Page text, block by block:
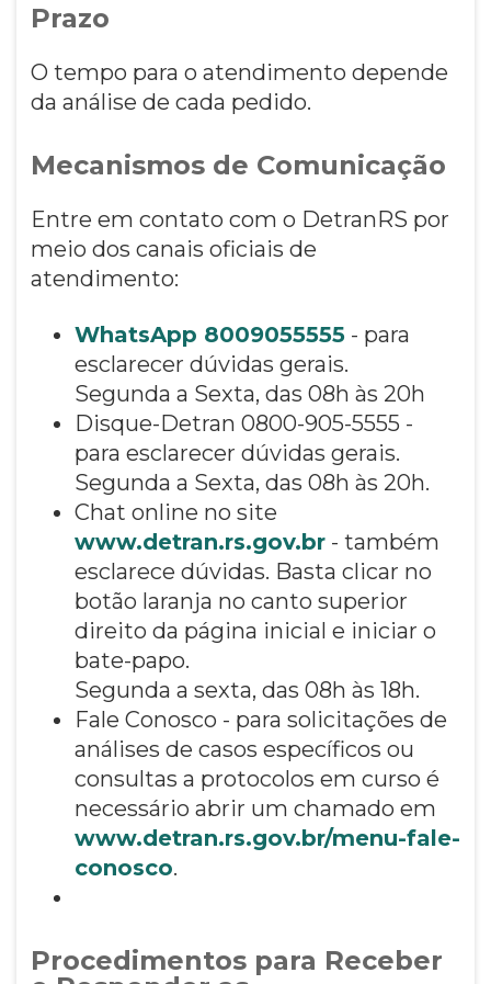
Prazo
O tempo para o atendimento depende
da análise de cada pedido.
Mecanismos de Comunicação
Entre em contato com o DetranRS por
meio dos canais oficiais de
atendimento:
WhatsApp 8009055555- para
esclarecer dúvidas gerais.
Segunda a Sexta, das 08h às 20h
Disque-Detran 0800-905-5555 -
para esclarecer dúvidas gerais.
Segunda a Sexta, das 08h às 20h.
Chat online no site
www.detran.rs.gov.br- também
esclarece dúvidas. Basta clicar no
botão laranja no canto superior
direito da página inicial e iniciar o
bate-papo.
Segunda a sexta, das 08h às 18h.
Fale Conosco - para solicitações de
análises de casos específicos ou
consultas a protocolos em curso é
necessário abrir um chamado em
www.detran.rs.gov.br/menu-fale-
conosco.
Procedimentos para Receber